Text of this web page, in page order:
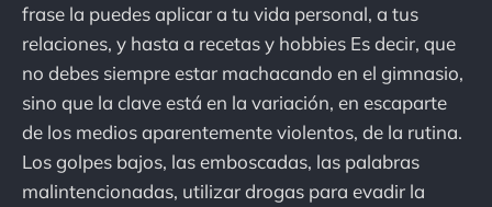
frase la puedes aplicar a tu vida personal, a tus
relaciones, y hasta a recetas y hobbies Es decir, que
no debes siempre estar machacando en el gimnasio,
sino que la clave está en la variación, en escaparte
de los medios aparentemente violentos, de la rutina.
Los golpes bajos, las emboscadas, las palabras
malintencionadas, utilizar drogas para evadir la